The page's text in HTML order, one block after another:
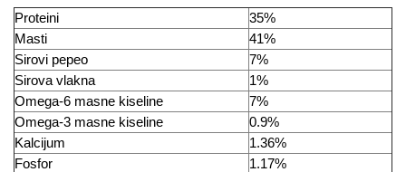
Proteini
35%
Masti
41%
Sirovi pepeo
7%
Sirova vlakna
1%
Omega-6 masne kiseline
7%
Omega-3 masne kiseline
0.9%
Kalcijum
1.36%
Fosfor
1.17%